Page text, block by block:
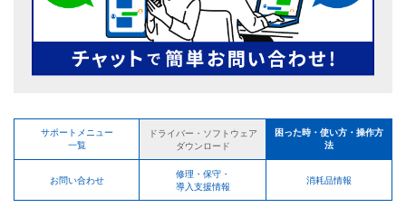
サポートメニュー
一覧
ドライバー・ソフトウェア
ダウンロード
困った時・使い方・操作方
法
お問い合わせ
修理・保守・
導入支援情報
消耗品情報